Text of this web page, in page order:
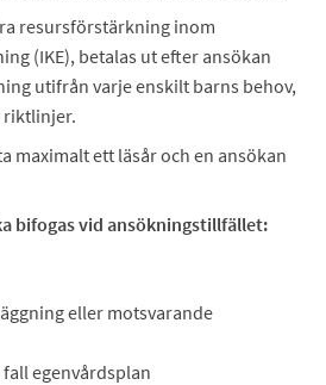
resursförstärkning inom
(IKE), betalas ut efter ansökan
utifrån varje enskilt barns behov,
riktlinjer.
maximalt ett läsår och en ansökan
bifogas vid ansökningstillfället:
eller motsvarande
egenvårdsplan